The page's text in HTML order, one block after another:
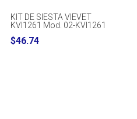
KIT DE SIESTA VIEVET
KVI1261 Mod. 02-KVI1261
$46.74